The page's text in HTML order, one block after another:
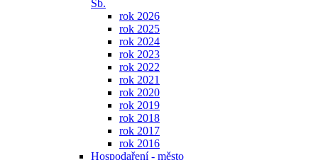
Sb.
rok 2026
rok 2025
rok 2024
rok 2023
rok 2022
rok 2021
rok 2020
rok 2019
rok 2018
rok 2017
rok 2016
Hospodaření - město